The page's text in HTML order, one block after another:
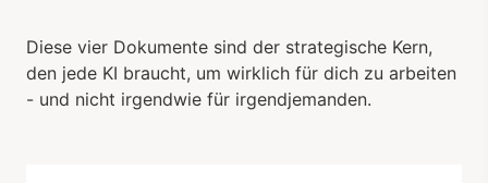
Diese vier Dokumente sind der strategische Kern,
den jede KI braucht, um wirklich für dich zu arbeiten
- und nicht irgendwie für irgendjemanden.